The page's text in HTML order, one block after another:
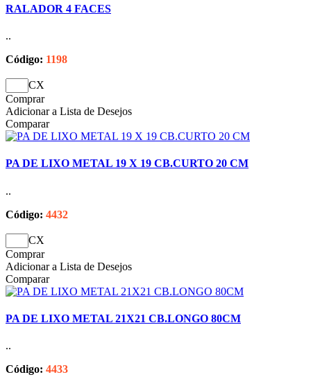
RALADOR 4 FACES
..
Código: 1198
CX
Comprar
Adicionar a Lista de Desejos
Comparar
PA DE LIXO METAL 19 X 19 CB.CURTO 20 CM
..
Código: 4432
CX
Comprar
Adicionar a Lista de Desejos
Comparar
PA DE LIXO METAL 21X21 CB.LONGO 80CM
..
Código: 4433